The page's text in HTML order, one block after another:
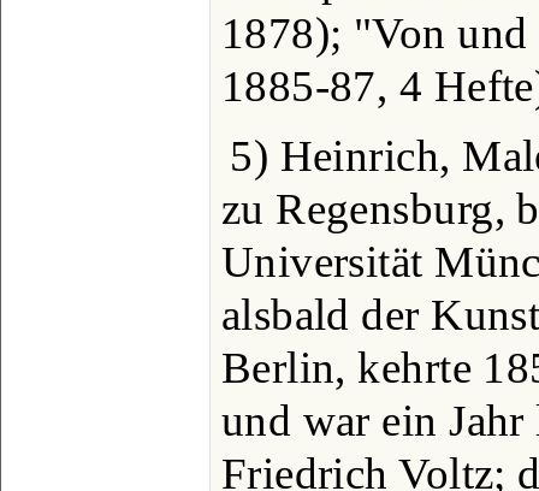
1878); "Von
1885-87, 4
5) Heinrich,
zu Regensburg,
Universität
alsbald der
Berlin, kehrte
und war ein
Friedrich Voltz;